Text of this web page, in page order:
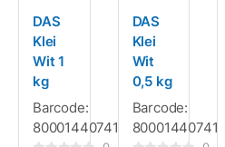
DAS
Klei
Wit 1
kg
Barcode:
8000144074105
DAS
Klei
Wit
0,5 kg
Barcode:
8000144074112